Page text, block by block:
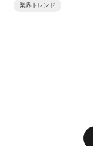
業界トレンド